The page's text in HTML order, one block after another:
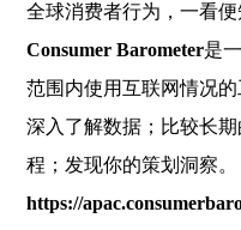
全球消费者行为，一看便
Consumer Barometer是
范围内使用互联网情况
深入了解数据；比较长
程；发现你的策划洞察。
https://